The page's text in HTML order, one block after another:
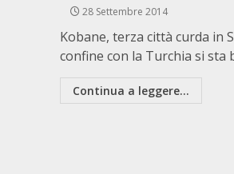
28 Settembre 2014
Kobane, terza città curda in
confine con la Turchia si sta
Continua a leggere...